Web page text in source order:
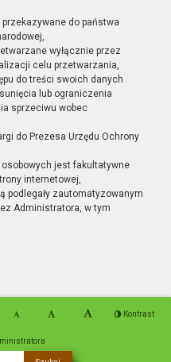
do państwa
wyłącznie przez
celu przetwarzania,
do treści swoich danych
lub ograniczenia
sprzeciwu wobec
do Prezesa Urzędu Ochrony
jest fakultatywne
internetowej,
podlegały zautomatyzowanym
Administratora, w tym
Kontrast